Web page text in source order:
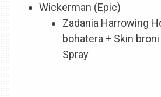
Wickerman (Epic)
Zadania Harrowing
bohatera + Skin
Spray